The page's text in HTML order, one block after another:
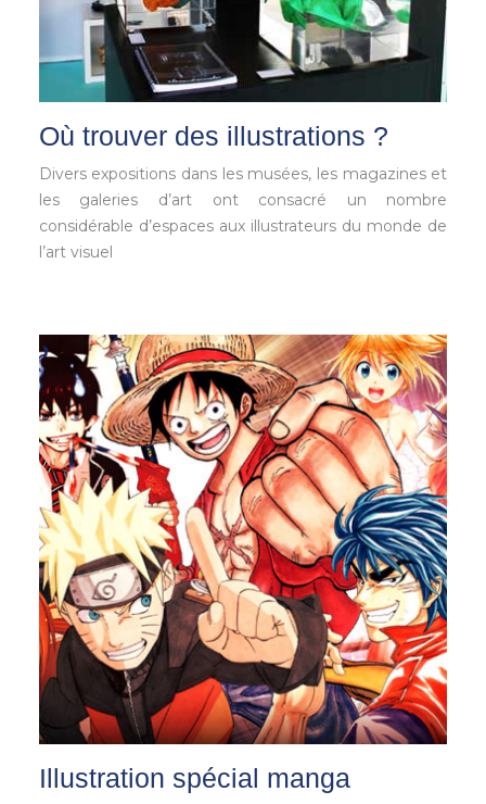
Où trouver des illustrations ?
Divers expositions dans les musées, les magazines et
les galeries d’art ont consacré un nombre
considérable d’espaces aux illustrateurs du monde de
l’art visuel
Illustration spécial manga